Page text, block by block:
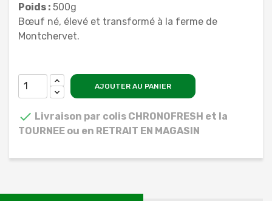
Poids : 500g
Bœuf né, élevé et transformé à la ferme de
Montchervet.
AJOUTER AU PANIER
 Livraison par colis CHRONOFRESH et la
TOURNEE ou en RETRAIT EN MAGASIN